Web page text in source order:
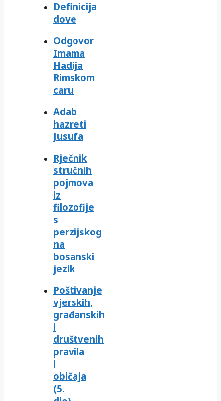
Definicija
dove
Odgovor
Imama
Hadija
Rimskom
caru
Adab
hazreti
Jusufa
Rječnik
stručnih
pojmova
iz
filozofije
s
perzijskog
na
bosanski
jezik
Poštivanje
vjerskih,
građanskih
i
društvenih
pravila
i
običaja
(5.